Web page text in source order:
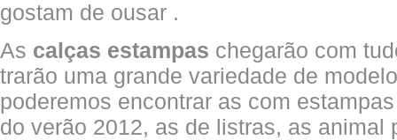
gostam de ousar .
As calças estampas chegarão com
trarão uma grande variedade de
poderemos encontrar as com
do verão 2012, as de listras, as animal